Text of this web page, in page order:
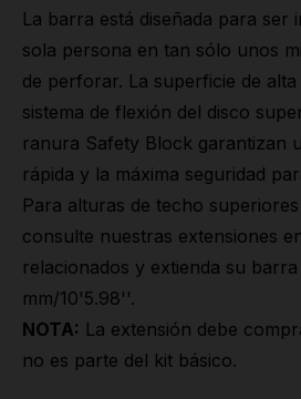
La barra está diseñada para ser
sola persona en tan sólo unos
de perforar. La superficie de
sistema de flexión del disco
ranura Safety Block garantizan
rápida y la máxima seguridad
Para alturas de techo
consulte nuestras extensiones
relacionados y extienda su
mm/10'5.98''.
NOTA: La extensión debe
no es parte del kit básico.